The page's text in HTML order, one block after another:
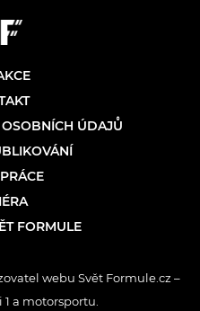
ÚDAJŮ
FORMULE
webu Svět Formule.cz –
a motorsportu.